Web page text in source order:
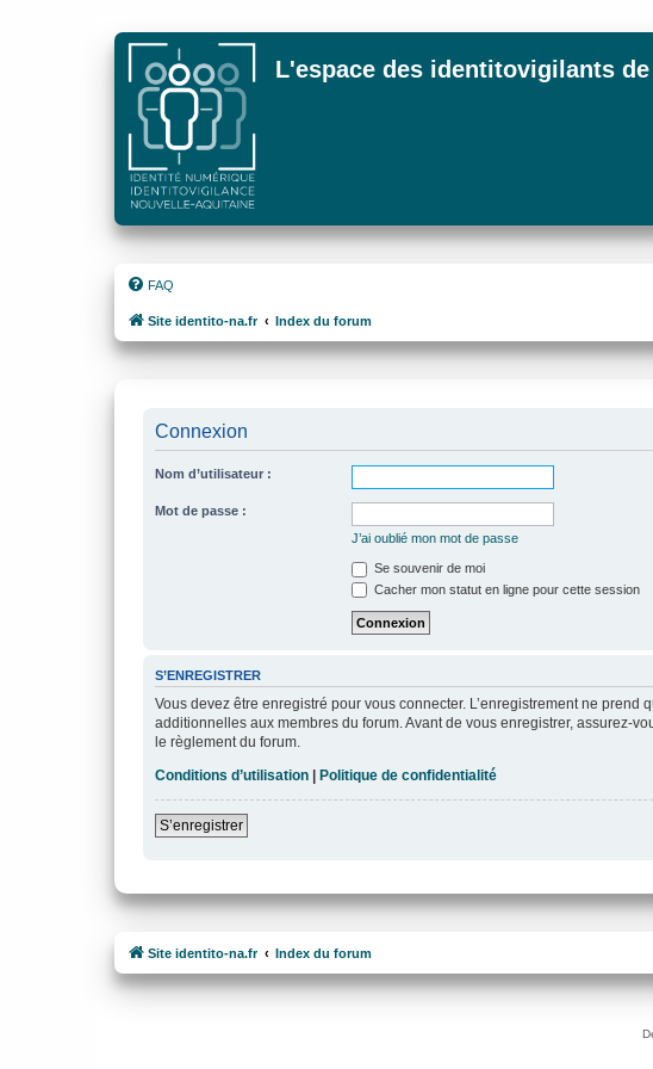
L'espace des identitovigilants
FAQ
Site identito-na.fr Index du forum
Connexion
Nom d’utilisateur :
Mot de passe :
J’ai oublié mon mot de passe
Se souvenir de moi
Cacher mon statut en ligne pour cette session
S’ENREGISTRER
Vous devez être enregistré pour vous connecter. L’enregistrement ne
additionnelles aux membres du forum. Avant de vous enregistrer, assurez-
le règlement du forum.
Conditions d’utilisation | Politique de confidentialité
S’enregistrer
Site identito-na.fr Index du forum